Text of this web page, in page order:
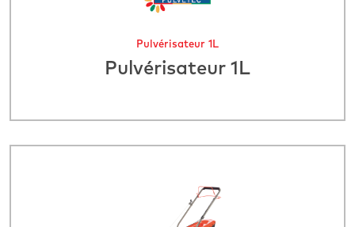
Pulvérisateur 1L
Pulvérisateur 1L